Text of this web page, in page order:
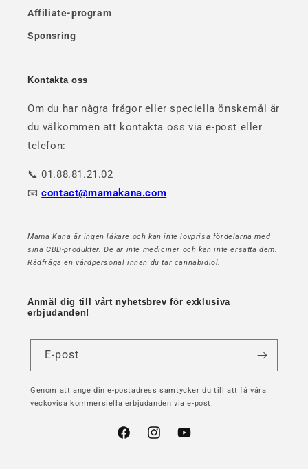
Affiliate-program
Sponsring
Kontakta oss
Om du har några frågor eller speciella önskemål är
du välkommen att kontakta oss via e-post eller
telefon:
📞 01.88.81.21.02
📧contact@mamakana.com
Mama Kana är ingen läkare och kan inte lovprisa fördelarna med
sina CBD-produkter. De är inte mediciner och kan inte ersätta dem.
Rådfråga en vårdpersonal innan du tar cannabidiol.
Anmäl dig till vårt nyhetsbrev för exklusiva
erbjudanden!
E-post
Genom att ange din e-postadress samtycker du till att få våra
veckovisa kommersiella erbjudanden via e-post.
FacebookInstagramYouTube